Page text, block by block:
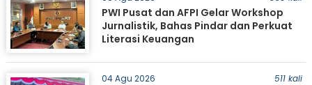
PWI Pusat dan AFPI Gelar Workshop
Jurnalistik, Bahas Pindar dan Perkuat
Literasi Keuangan
04 Agu 2026 511 kali